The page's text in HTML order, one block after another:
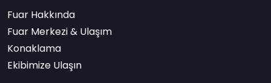
Fuar Hakkında
Fuar Merkezi & Ulaşım
Konaklama
Ekibimize Ulaşın